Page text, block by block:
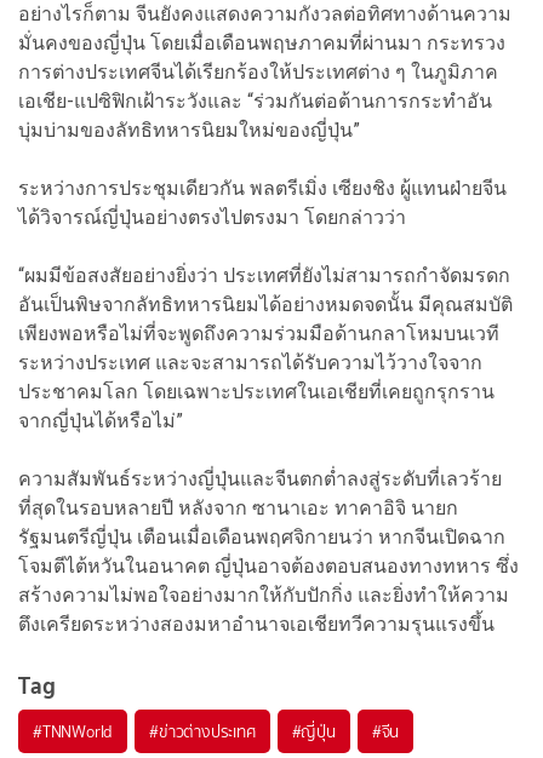
อย่างไรก็ตาม จีนยังคงแสดงความกังวลต่อทิศทางด้านความ
มั่นคงของญี่ปุ่น โดยเมื่อเดือนพฤษภาคมที่ผ่านมา กระทรวง
การต่างประเทศจีนได้เรียกร้องให้ประเทศต่าง ๆ ในภูมิภาค
เอเชีย-แปซิฟิกเฝ้าระวังและ “ร่วมกันต่อต้านการกระทำอัน
บุ่มบ่ามของลัทธิทหารนิยมใหม่ของญี่ปุ่น”
ระหว่างการประชุมเดียวกัน พลตรีเมิ่ง เซียงชิง ผู้แทนฝ่ายจีน
ได้วิจารณ์ญี่ปุ่นอย่างตรงไปตรงมา โดยกล่าวว่า
“ผมมีข้อสงสัยอย่างยิ่งว่า ประเทศที่ยังไม่สามารถกำจัดมรดก
อันเป็นพิษจากลัทธิทหารนิยมได้อย่างหมดจดนั้น มีคุณสมบัติ
เพียงพอหรือไม่ที่จะพูดถึงความร่วมมือด้านกลาโหมบนเวที
ระหว่างประเทศ และจะสามารถได้รับความไว้วางใจจาก
ประชาคมโลก โดยเฉพาะประเทศในเอเชียที่เคยถูกรุกราน
จากญี่ปุ่นได้หรือไม่”
ความสัมพันธ์ระหว่างญี่ปุ่นและจีนตกต่ำลงสู่ระดับที่เลวร้าย
ที่สุดในรอบหลายปี หลังจาก ซานาเอะ ทาคาอิจิ นายก
รัฐมนตรีญี่ปุ่น เตือนเมื่อเดือนพฤศจิกายนว่า หากจีนเปิดฉาก
โจมตีไต้หวันในอนาคต ญี่ปุ่นอาจต้องตอบสนองทางทหาร ซึ่ง
สร้างความไม่พอใจอย่างมากให้กับปักกิ่ง และยิ่งทำให้ความ
ตึงเครียดระหว่างสองมหาอำนาจเอเชียทวีความรุนแรงขึ้น
Tag
#TNNWorld #ข่าวต่างประเทศ #ญี่ปุ่น #จีน